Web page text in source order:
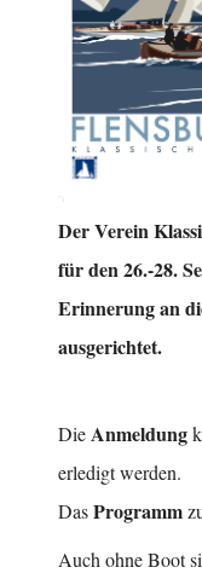
Der Verein
für den 26.-28.
Erinnerung an
ausgerichtet.
DieAnmeldung
erledigt werden.
DasProgramm
Auch ohne Boot